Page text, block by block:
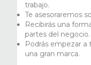
trabajo.
Te asesoraremos
Recibirás una
partes del negocio.
Podrás empezar a
una gran marca.